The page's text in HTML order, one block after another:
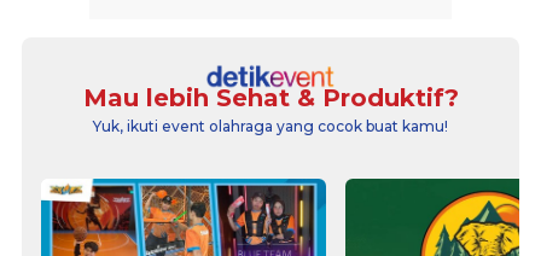
Mau lebih Sehat & Produktif?
Yuk, ikuti event olahraga yang cocok buat kamu!